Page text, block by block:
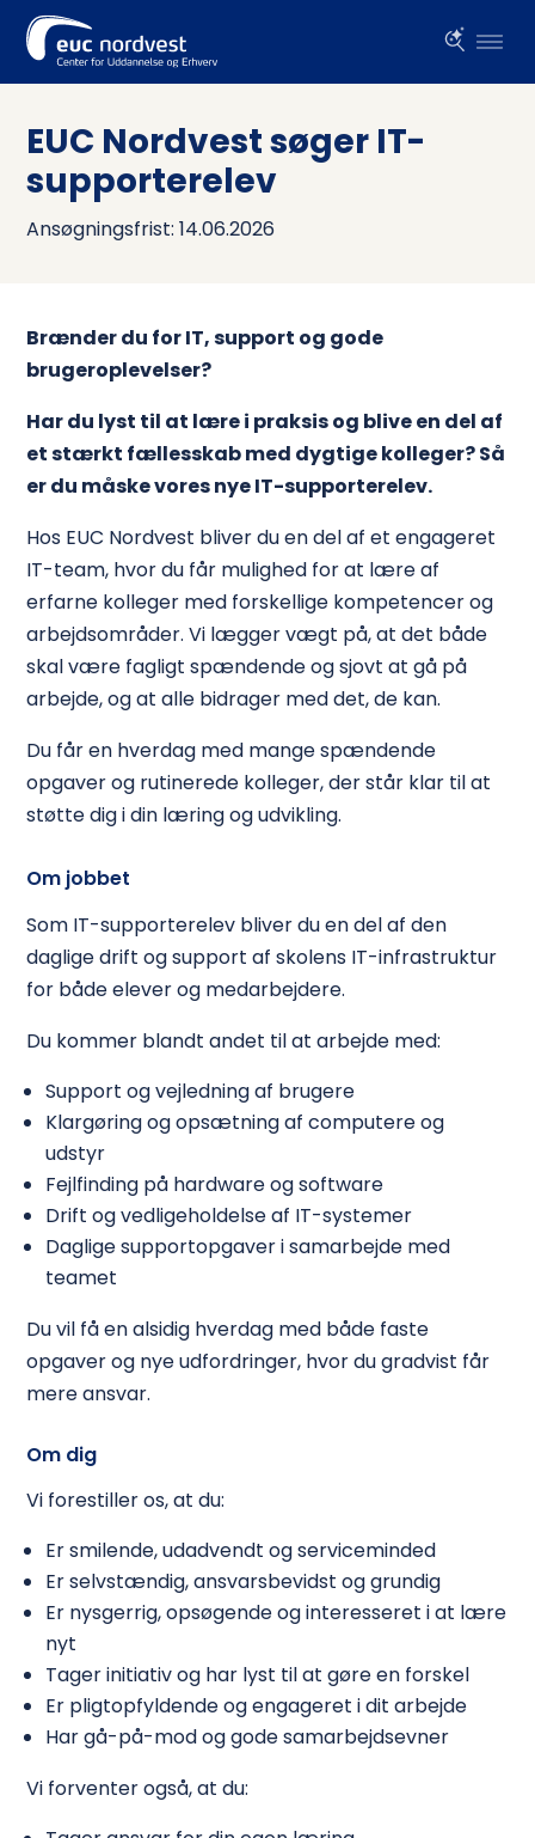
EUC Nordvest søger IT-
supporterelev
Ansøgningsfrist: 14.06.2026
Brænder du for IT, support og gode
brugeroplevelser?
Har du lyst til at lære i praksis og blive en del af
et stærkt fællesskab med dygtige kolleger? Så
er du måske vores nye IT-supporterelev.
Hos EUC Nordvest bliver du en del af et engageret
IT-team, hvor du får mulighed for at lære af
erfarne kolleger med forskellige kompetencer og
arbejdsområder. Vi lægger vægt på, at det både
skal være fagligt spændende og sjovt at gå på
arbejde, og at alle bidrager med det, de kan.
Du får en hverdag med mange spændende
opgaver og rutinerede kolleger, der står klar til at
støtte dig i din læring og udvikling.
Om jobbet
Som IT-supporterelev bliver du en del af den
daglige drift og support af skolens IT-infrastruktur
for både elever og medarbejdere.
Du kommer blandt andet til at arbejde med:
Support og vejledning af brugere
Klargøring og opsætning af computere og
udstyr
Fejlfinding på hardware og software
Drift og vedligeholdelse af IT-systemer
Daglige supportopgaver i samarbejde med
teamet
Du vil få en alsidig hverdag med både faste
opgaver og nye udfordringer, hvor du gradvist får
mere ansvar.
Om dig
Vi forestiller os, at du:
Er smilende, udadvendt og serviceminded
Er selvstændig, ansvarsbevidst og grundig
Er nysgerrig, opsøgende og interesseret i at lære
nyt
Tager initiativ og har lyst til at gøre en forskel
Er pligtopfyldende og engageret i dit arbejde
Har gå-på-mod og gode samarbejdsevner
Vi forventer også, at du: